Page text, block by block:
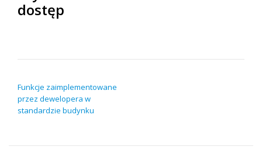
dostęp
Funkcje zaimplementowane
przez dewelopera w
standardzie budynku